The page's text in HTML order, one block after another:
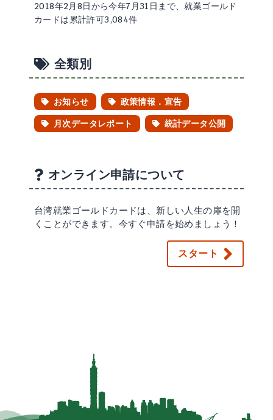
2018年2月8日から今年7月31日まで、就業ゴールド
カードは累計許可3,084件
全類別
お知らせ
政策情報．宣告
月次データレポート
統計データ公開
オンライン申請について
台湾就業ゴールドカードは、新しい人生の扉を開
くことができます。今すぐ申請を始めましょう！
スタート